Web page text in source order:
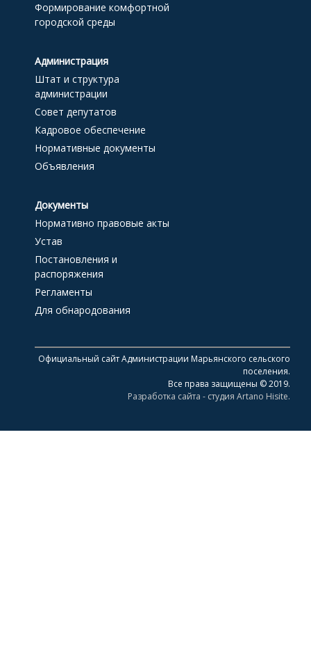
Формирование комфортной
городской среды
Администрация
Штат и структура
администрации
Совет депутатов
Кадровое обеспечение
Нормативные документы
Объявления
Документы
Нормативно правовые акты
Устав
Постановления и
распоряжения
Регламенты
Для обнародования
Официальный сайт Администрации Марьянского сельского
поселения.
Все права защищены © 2019.
Разработка сайта - студия Artano Hisite.